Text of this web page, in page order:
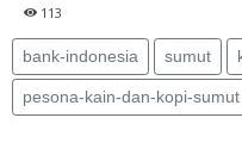
113
bank-indonesia sumut
pesona-kain-dan-kopi-sumut